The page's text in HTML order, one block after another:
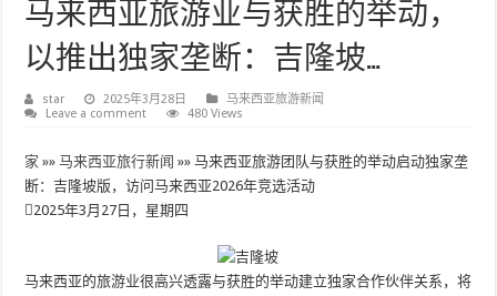
马来西亚旅游业与获胜的举动，
以推出独家垄断：吉隆坡…
star 2025年3月28日
马来西亚旅游新闻
Leave a comment
480 Views
家 »» 马来西亚旅行新闻 »» 马来西亚旅游团队与获胜的举动启动独家垄
断：吉隆坡版，访问马来西亚2026年竞选活动
2025年3月27日，星期四
马来西亚的旅游业很高兴透露与获胜的举动建立独家合作伙伴关系，将